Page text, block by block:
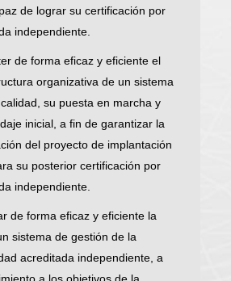
de lograr su certificación por
independiente.
de forma eficaz y eficiente el
organizativa de un sistema
su puesta en marcha y
inicial, a fin de garantizar la
del proyecto de implantación
su posterior certificación por
independiente.
de forma eficaz y eficiente la
sistema de gestión de la
acreditada independiente, a